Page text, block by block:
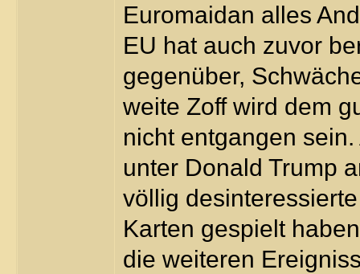
Euromaidan alles
EU hat auch zuvor
gegenüber,
weite Zoff wird dem
nicht entgangen
unter Donald Trump
völlig
Karten gespielt
die weiteren